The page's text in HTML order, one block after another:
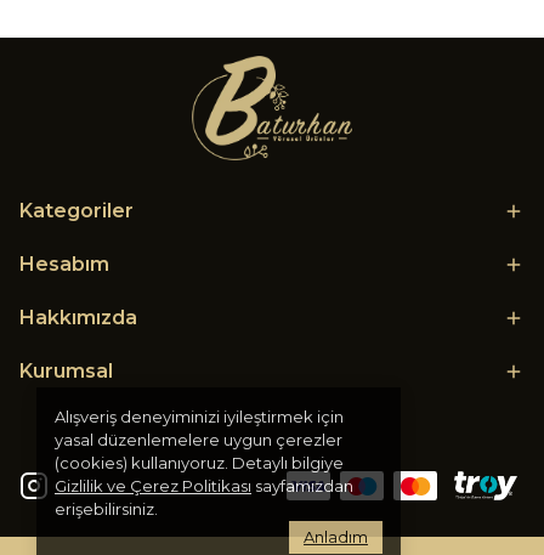
Alışveriş deneyiminizi iyileştirmek için
yasal düzenlemelere uygun çerezler
(cookies) kullanıyoruz. Detaylı bilgiye
Gizlilik ve Çerez Politikası sayfamızdan
erişebilirsiniz.
Anladım
Kategoriler
Hesabım
Hakkımızda
Kurumsal